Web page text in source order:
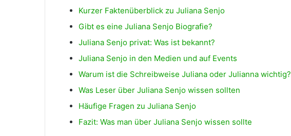
Kurzer Faktenüberblick zu Juliana Senjo
Gibt es eine Juliana Senjo Biografie?
Juliana Senjo privat: Was ist bekannt?
Juliana Senjo in den Medien und auf Events
Warum ist die Schreibweise Juliana oder Julianna wichtig?
Was Leser über Juliana Senjo wissen sollten
Häufige Fragen zu Juliana Senjo
Fazit: Was man über Juliana Senjo wissen sollte